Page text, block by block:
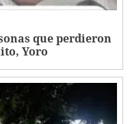
que perdieron
Yoro